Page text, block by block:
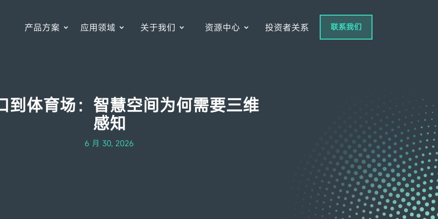
产品方案 应用领域 关于我们 资源中心 投资者关系 联系我们
到体育场：智慧空间为何需要三维
感知
6 月 30, 2026